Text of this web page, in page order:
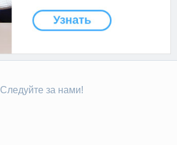
Следуйте за нами!